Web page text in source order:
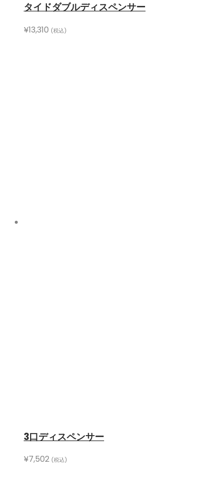
タイドダブルディスペンサー
¥13,310 (税込)
3口ディスペンサー
¥7,502 (税込)